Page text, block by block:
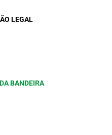
LEGAL
BANDEIRA